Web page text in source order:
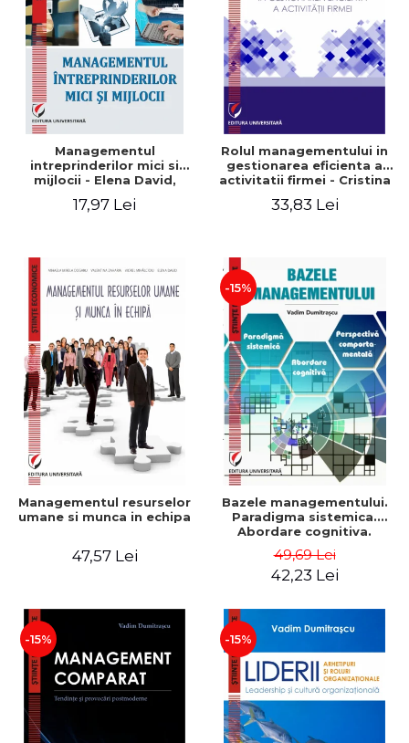
Managementul
intreprinderilor mici si
mijlocii - Elena David,
Roxana Carmen Ionescu,
17,97 Lei
Rolul managementului in
gestionarea eficienta a
activitatii firmei - Cristina
Gabriel Nastase, Mihaela-
33,83 Lei
Managementul resurselor
umane si munca in echipa
47,57 Lei
-15%
Bazele managementului.
Paradigma sistemica.
Abordare cognitiva.
comportamentala - Vadim
Dumitrascu
49,69 Lei
42,23 Lei
-15% -15%